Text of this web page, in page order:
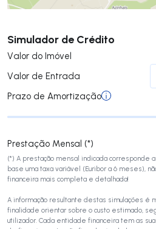
Simulador de Crédito
Valor do Imóvel
Valor de Entrada
Prazo de Amortização
Prestação Mensal (*)
(*) A prestação mensal indicada corresponde
base uma taxa variável (Euribor a 6 meses),
financeira mais completa e detalhada!
A informação resultante destas simulações é
finalidade orientar sobre o custo estimado,
utilizador. Cada entidade financeira tem as
Submeter